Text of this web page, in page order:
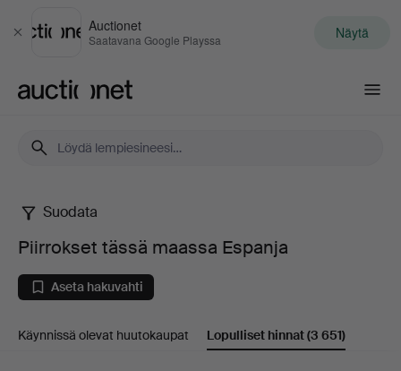
Sulje
Auctionet
Saatavana Google Playssa Näytä
Piirrokset
tässä
maassa
Espanja
Suodata
Piirrokset tässä maassa Espanja
Aseta hakuvahti
Käynnissä olevat huutokaupat Lopulliset hinnat(3 651)